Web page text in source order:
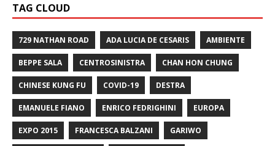
TAG CLOUD
729 NATHAN ROAD ADA LUCIA DE CESARIS AMBIENTE
BEPPE SALA CENTROSINISTRA CHAN HON CHUNG
CHINESE KUNG FU COVID-19 DESTRA
EMANUELE FIANO ENRICO FEDRIGHINI EUROPA
EXPO 2015 FRANCESCA BALZANI GARIWO